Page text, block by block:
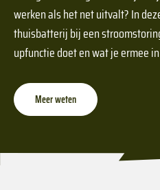
werken als het net uitvalt? In
thuisbatterij bij een
upfunctie doet en wat je ermee
Meer weten